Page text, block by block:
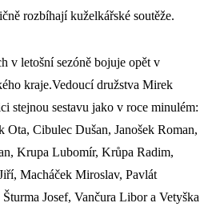
rozbíhají kuželkářské soutěže.
v letošní sezóně bojuje opět v
kraje.Vedoucí družstva Mirek
stejnou sestavu jako v roce minulém:
Ota, Cibulec Dušan, Janošek Roman,
Krupa Lubomír, Krůpa Radim,
Macháček Miroslav, Pavlát
Josef, Vančura Libor a Vetyška